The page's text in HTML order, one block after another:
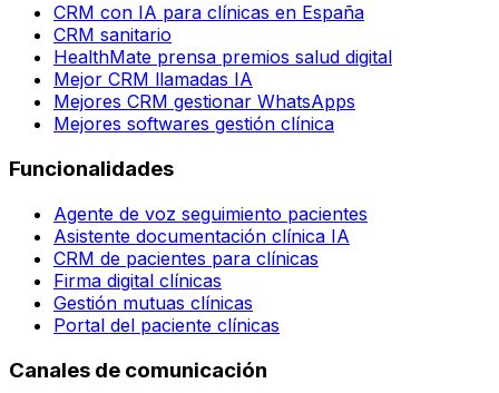
CRM con IA para clínicas en España
CRM sanitario
HealthMate prensa premios salud digital
Mejor CRM llamadas IA
Mejores CRM gestionar WhatsApps
Mejores softwares gestión clínica
Funcionalidades
Agente de voz seguimiento pacientes
Asistente documentación clínica IA
CRM de pacientes para clínicas
Firma digital clínicas
Gestión mutuas clínicas
Portal del paciente clínicas
Canales de comunicación